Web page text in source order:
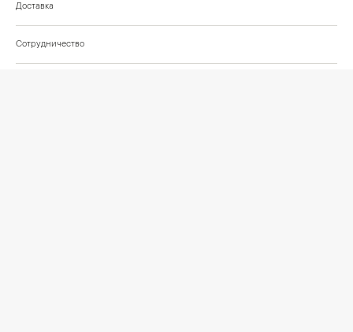
Доставка
Сотрудничество